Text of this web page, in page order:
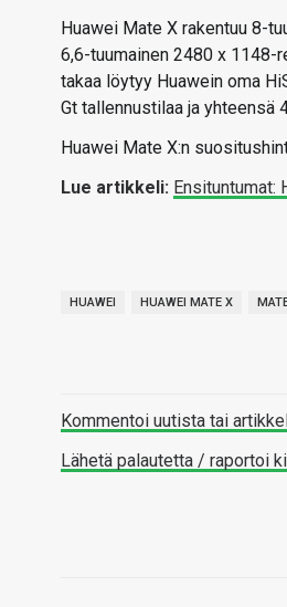
Huawei Mate X rakentuu 8-
6,6-tuumainen 2480 x 1148-
takaa löytyy Huawein oma
Gt tallennustilaa ja yhteensä
Huawei Mate X:n
Lue artikkeli: Ensituntumat:
HUAWEI HUAWEI MATE X
Kommentoi uutista tai
Lähetä palautetta / raportoi